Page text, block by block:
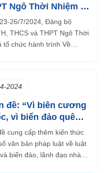
Ngô Thời Nhiệm tổ
trình về nguồn
26/7/2024, Đảng bộ
THCS và THPT Ngô Thời
tổ chức hành trình Về
2024
đề: “Vì biên cương
vì biển đảo quê
cung cấp thêm kiến thức
văn bản pháp luật về luật
biển đảo, lãnh đạo nhà